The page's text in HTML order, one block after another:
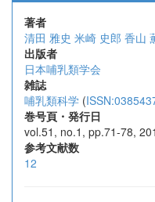
著者
清田 雅史 米崎 史郎 香山
出版者
日本哺乳類学会
雑誌
哺乳類科学 (
巻号頁・発行日
vol.51, no.1, pp.71-78,
参考文献数
12